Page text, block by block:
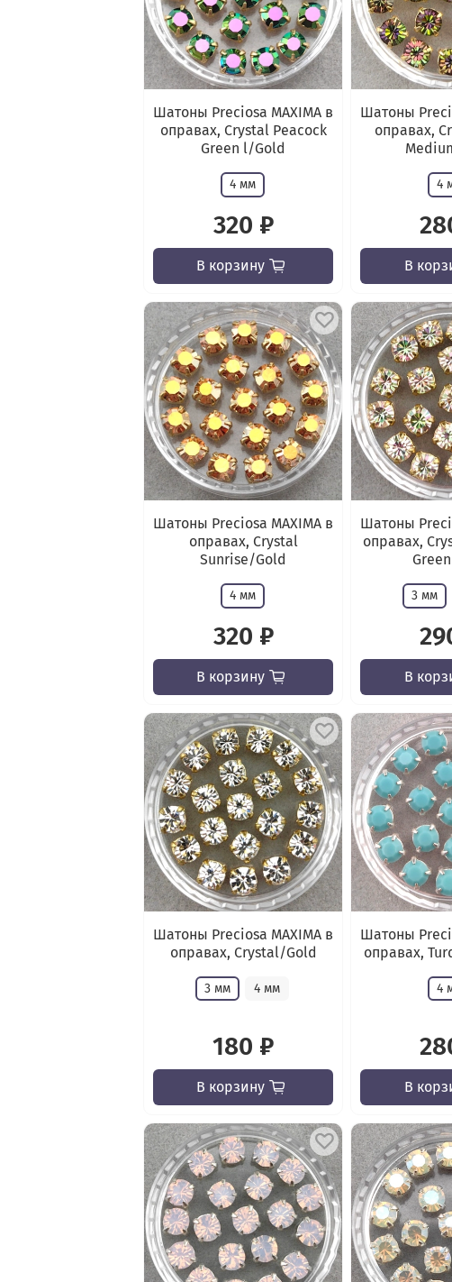
Шатоны Preciosa MAXIMA в
оправах, Crystal Peacock
Green l/Gold
4 мм
320 ₽
В корзину
Шатоны
оправах,
4
В
Шатоны Preciosa MAXIMA в
оправах, Crystal
Sunrise/Gold
4 мм
320 ₽
В корзину
Шатоны
оправах,
3 мм
В
Шатоны Preciosa MAXIMA в
оправах, Crystal/Gold
3 мм 4 мм
180 ₽
В корзину
Шатоны
оправах,
4
В